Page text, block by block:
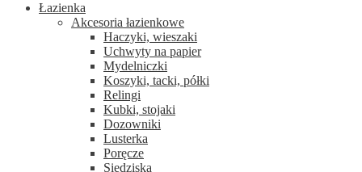
Łazienka
Akcesoria łazienkowe
Haczyki, wieszaki
Uchwyty na papier
Mydelniczki
Koszyki, tacki, półki
Relingi
Kubki, stojaki
Dozowniki
Lusterka
Poręcze
Siedziska